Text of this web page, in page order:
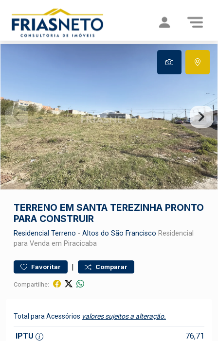
TERRENO EM SANTA TEREZINHA PRONTO
PARA CONSTRUIR
Residencial Terreno - Altos do São Francisco Residencial
para Venda em Piracicaba
Favoritar | Comparar
Compartilhe:
Total para Acessórios valores sujeitos a alteração.
IPTU
76,71